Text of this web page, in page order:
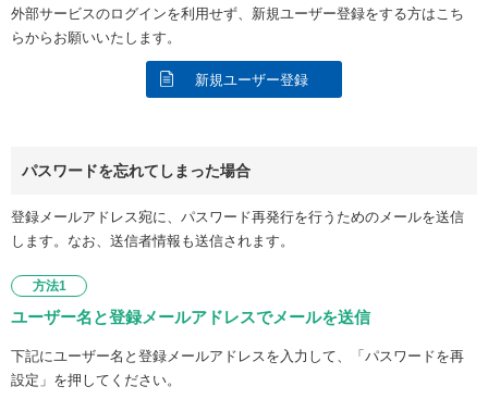
外部サービスのログインを利用せず、新規ユーザー登録をする方はこち
らからお願いいたします。
新規ユーザー登録
パスワードを忘れてしまった場合
登録メールアドレス宛に、パスワード再発行を行うためのメールを送信
します。なお、送信者情報も送信されます。
方法1
ユーザー名と登録メールアドレスでメールを送信
下記にユーザー名と登録メールアドレスを入力して、「パスワードを再
設定」を押してください。